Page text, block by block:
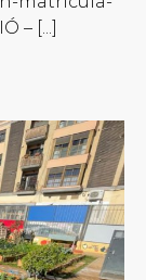
– [...]